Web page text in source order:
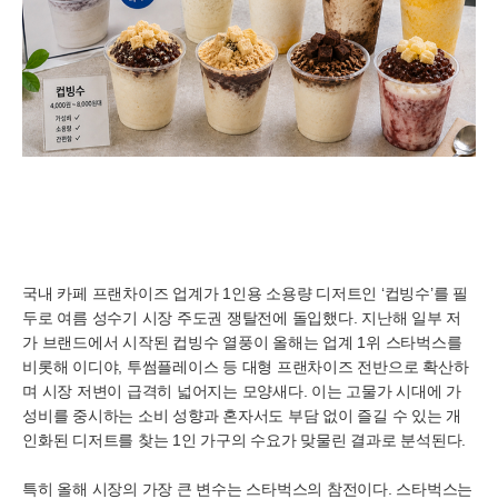
국내 카페 프랜차이즈 업계가 1인용 소용량 디저트인 ‘컵빙수’를 필
두로 여름 성수기 시장 주도권 쟁탈전에 돌입했다. 지난해 일부 저
가 브랜드에서 시작된 컵빙수 열풍이 올해는 업계 1위 스타벅스를
비롯해 이디야, 투썸플레이스 등 대형 프랜차이즈 전반으로 확산하
며 시장 저변이 급격히 넓어지는 모양새다. 이는 고물가 시대에 가
성비를 중시하는 소비 성향과 혼자서도 부담 없이 즐길 수 있는 개
인화된 디저트를 찾는 1인 가구의 수요가 맞물린 결과로 분석된다.
특히 올해 시장의 가장 큰 변수는 스타벅스의 참전이다. 스타벅스는